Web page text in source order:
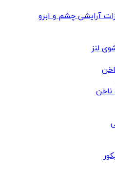
آرایشی چشم و ابرو
لنز
ناخن